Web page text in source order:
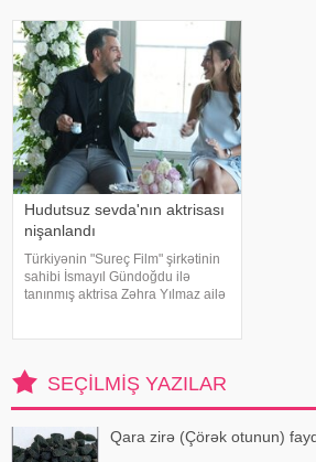
avtomobil idarə etmədiyini deyib.
O, sürücü ilə hərəkə
Hudutsuz sevda'nın aktrisası
nişanlandı
Türkiyənin "Sureç Film" şirkətinin
sahibi İsmayıl Gündoğdu ilə
tanınmış aktrisa Zəhra Yılmaz ailə
SEÇILMIŞ YAZILAR
Qara zirə (Çörək otunun)